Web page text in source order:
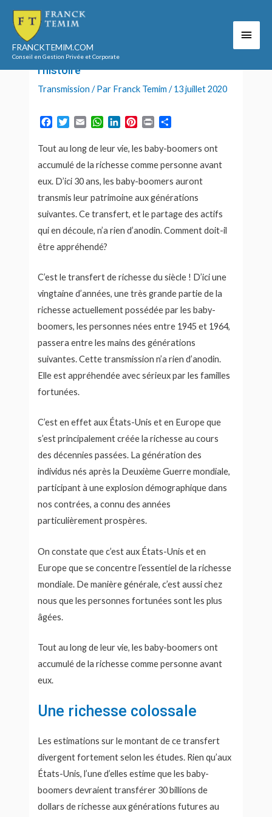
Aller
contenu
FRANCKTEMIM.COM
Conseil en Gestion Privée et Corporate
Accueil
Le plus grand transfert de richesse de l’histoire
Le plus grand transfert de richesse de
l’histoire
Transmission / Par Franck Temim /13 juillet 2020
c
b
o
o
T
i
t
e
r
a
l
W
a
s
A
p
n
e
d
I
n
e
r
e
t
i
t
r
a
g
e
Tout au long de leur vie, les baby-boomers ont
accumulé de la richesse comme personne avant
eux. D’ici 30 ans, les baby-boomers auront
transmis leur patrimoine aux générations
suivantes. Ce transfert, et le partage des actifs
qui en découle, n’a rien d’anodin. Comment doit-il
être appréhendé?
C’est le transfert de richesse du siècle ! D’ici une
vingtaine d’années, une très grande partie de la
richesse actuellement possédée par les baby-
boomers, les personnes nées entre 1945 et 1964,
passera entre les mains des générations
suivantes. Cette transmission n’a rien d’anodin.
Elle est appréhendée avec sérieux par les familles
fortunées.
C’est en effet aux États-Unis et en Europe que
s’est principalement créée la richesse au cours
des décennies passées. La génération des
individus nés après la Deuxième Guerre mondiale,
participant à une explosion démographique dans
nos contrées, a connu des années
particulièrement prospères.
On constate que c’est aux États-Unis et en
Europe que se concentre l’essentiel de la richesse
mondiale. De manière générale, c’est aussi chez
nous que les personnes fortunées sont les plus
âgées.
Tout au long de leur vie, les baby-boomers ont
accumulé de la richesse comme personne avant
eux.
Une richesse colossale
Les estimations sur le montant de ce transfert
divergent fortement selon les études. Rien qu’aux
États-Unis, l’une d’elles estime que les baby-
boomers devraient transférer 30 billions de
dollars de richesse aux générations futures au